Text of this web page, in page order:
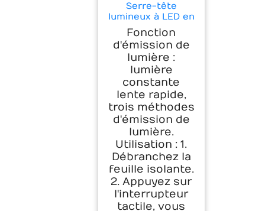
Serre-tête
lumineux à LED en
forme de papillon
- Décoration de
Noël - Pour
anniversaire,
vacances, Nouvel
An - Cadeau de
Noël
Fonction
d'émission de
lumière :
lumière
constante
lente rapide,
trois méthodes
d'émission de
lumière.
Utilisation : 1.
Débranchez la
feuille isolante.
2. Appuyez sur
l'interrupteur
tactile, vous